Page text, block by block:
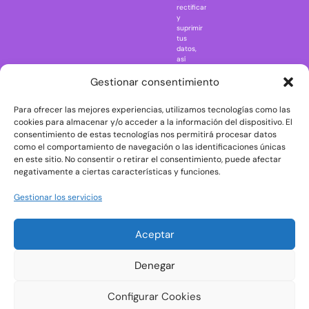
Gestionar consentimiento
Para ofrecer las mejores experiencias, utilizamos tecnologías como las
cookies para almacenar y/o acceder a la información del dispositivo. El
consentimiento de estas tecnologías nos permitirá procesar datos
como el comportamiento de navegación o las identificaciones únicas
en este sitio. No consentir o retirar el consentimiento, puede afectar
negativamente a ciertas características y funciones.
Gestionar los servicios
Aceptar
Denegar
Configurar Cookies
Rick and
The Big Bang
Theory
The Blues
Brothers
The
The Shining
rectificar
y
suprimir
tus
datos,
así
ejercer
consultando
la
información
adicional
y
detallada
sobre